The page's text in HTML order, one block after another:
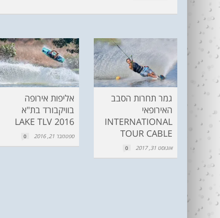
גמר תחרות הסבב
האירופאי
INTERNATIONAL
TOUR CABLE
אוגוסט 31, 2017 0
אליפות אירופה
בוויקבורד בת"א
2016 LAKE TLV
ספטמבר 21, 2016 0